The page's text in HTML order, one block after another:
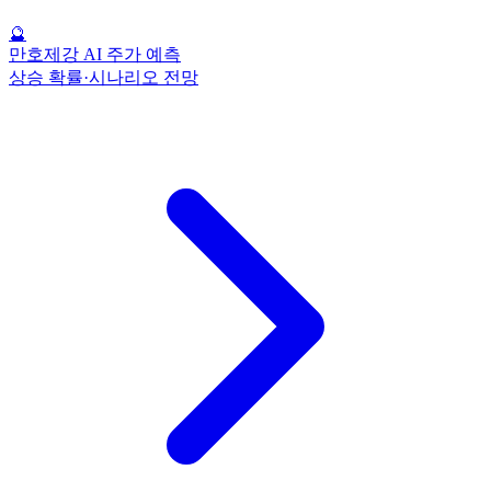
🔮
만호제강 AI 주가 예측
상승 확률·시나리오 전망